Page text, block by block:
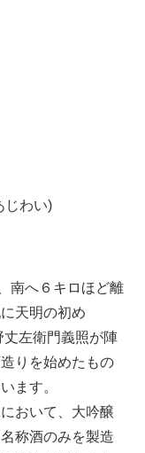
じわい)
南へ６キロほど離
天明の初め
丈左衛門義照が陣
りを始めたもの
ます。
おいて、大吟醸
称酒のみを製造